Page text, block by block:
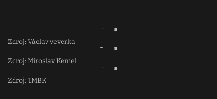
Zdroj: Václav veverka
Zdroj: Miroslav Kemel
Zdroj: TMBK